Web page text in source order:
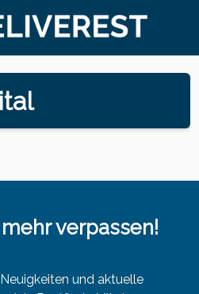
verpassen!
und aktuelle